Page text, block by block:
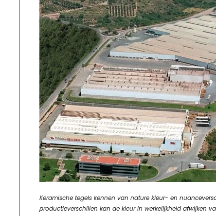
Keramische tegels kennen van nature kleur- en
productieverschillen kan de kleur in werkelijkheid afwijken